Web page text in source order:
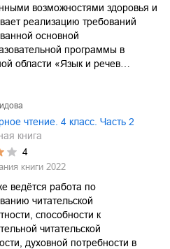
возможностями здоровья и
реализацию требований
основной
программы в
области «Язык и речев…
чтение. 4 класс. Часть 2
книга
4
книги 2022
ведётся работа по
читательской
способности к
читательской
духовной потребности в